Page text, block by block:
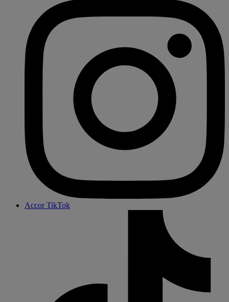
Accor TikTok